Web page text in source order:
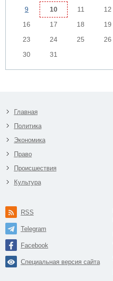
9
10 11 12
16
17 18 19
23
24 25 26
30
31
Главная
Политика
Экономика
Право
Происшествия
Культура
RSS
Telegram
Facebook
Специальная версия сайта